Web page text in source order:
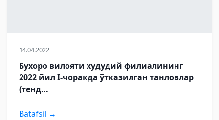
14.04.2022
Бухоро вилояти худудий филиалининг
2022 йил I-чоракда ўтказилган танловлар
(тенд...
Batafsil →